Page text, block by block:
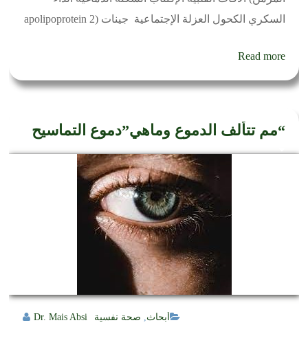
السكري الكحول العزلة الإجتماعية جينات (2 apolipoprotein
Read more
“مم تتألف الدموع وماهي”دموع التماسيح
Dr. Mais Absi أبحاث صحة نفسية